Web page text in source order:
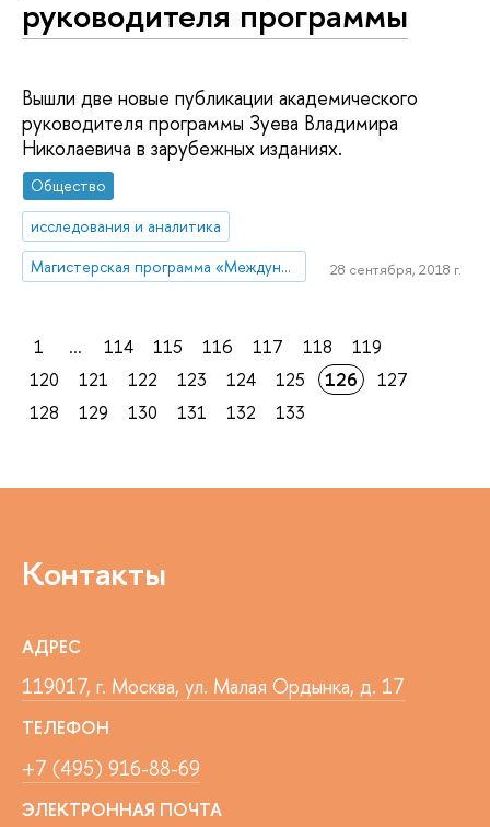
руководителя программы
Вышли две новые публикации академического
руководителя программы Зуева Владимира
Николаевича в зарубежных изданиях.
Общество
исследования и аналитика
Магистерская программа «Международная торговая политика»
28 сентября, 2018 г.
1 ... 114 115 116 117 118
119
120
121 122 123 124 125 126
127
128
129 130 131 132 133
Контакты
АДРЕС
119017, г. Москва, ул. Малая Ордынка, д. 17
ТЕЛЕФОН
+7 (495) 916-88-69
ЭЛЕКТРОННАЯ ПОЧТА